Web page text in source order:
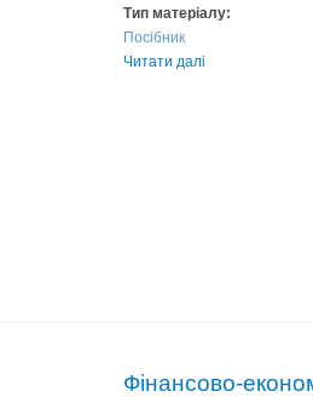
Тип матеріалу:
Посібник
Читати далі
Фінансово-